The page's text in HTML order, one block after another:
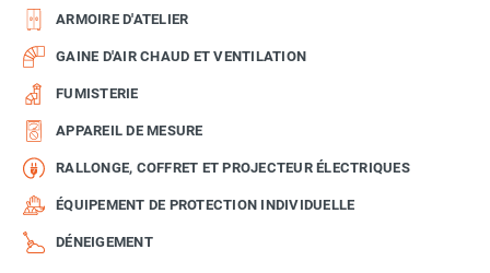
ARMOIRE D'ATELIER
GAINE D'AIR CHAUD ET VENTILATION
FUMISTERIE
APPAREIL DE MESURE
RALLONGE, COFFRET ET PROJECTEUR ÉLECTRIQUES
ÉQUIPEMENT DE PROTECTION INDIVIDUELLE
DÉNEIGEMENT